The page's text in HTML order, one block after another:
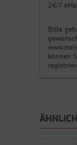
24/7
Bitte
können